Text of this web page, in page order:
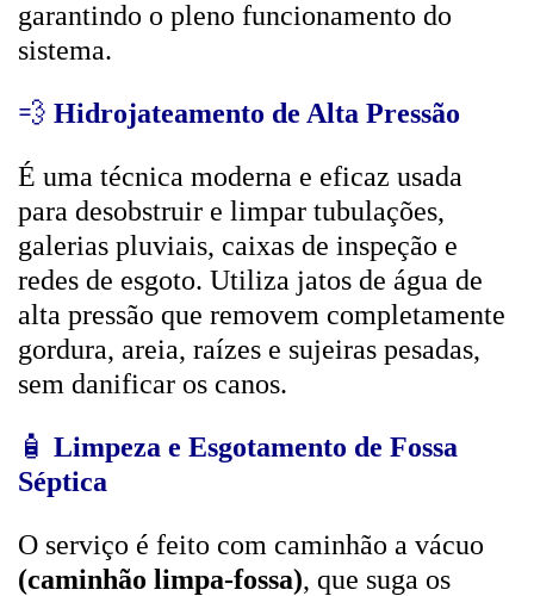
garantindo o pleno funcionamento do
sistema.
💨 Hidrojateamento de Alta Pressão
É uma técnica moderna e eficaz usada
para desobstruir e limpar tubulações,
galerias pluviais, caixas de inspeção e
redes de esgoto. Utiliza jatos de água de
alta pressão que removem completamente
gordura, areia, raízes e sujeiras pesadas,
sem danificar os canos.
🧴 Limpeza e Esgotamento de Fossa
Séptica
O serviço é feito com caminhão a vácuo
(caminhão limpa-fossa), que suga os